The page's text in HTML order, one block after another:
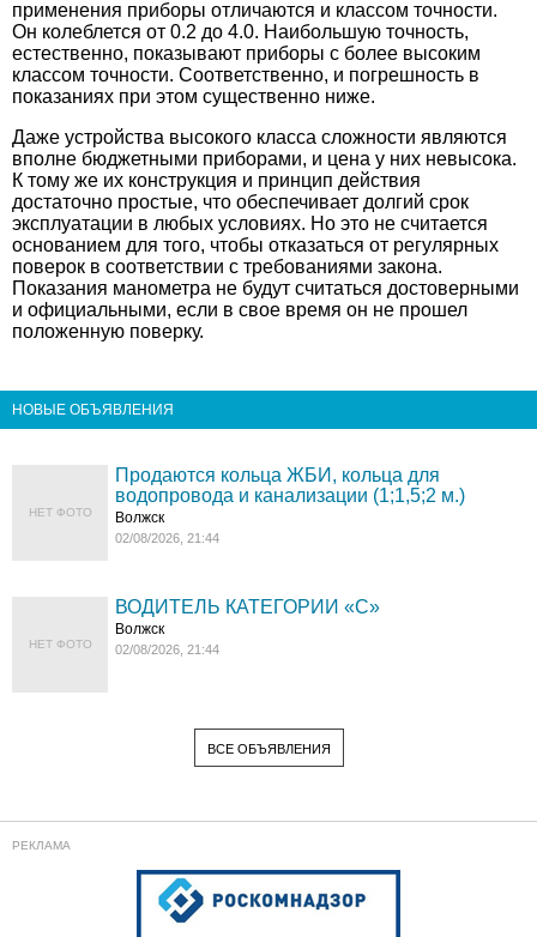
применения приборы отличаются и классом точности.
Он колеблется от 0.2 до 4.0. Наибольшую точность,
естественно, показывают приборы с более высоким
классом точности. Соответственно, и погрешность в
показаниях при этом существенно ниже.
Даже устройства высокого класса сложности являются
вполне бюджетными приборами, и цена у них невысока.
К тому же их конструкция и принцип действия
достаточно простые, что обеспечивает долгий срок
эксплуатации в любых условиях. Но это не считается
основанием для того, чтобы отказаться от регулярных
поверок в соответствии с требованиями закона.
Показания манометра не будут считаться достоверными
и официальными, если в свое время он не прошел
положенную поверку.
НОВЫЕ ОБЪЯВЛЕНИЯ
НЕТ ФОТО
Продаются кольца ЖБИ, кольца для
водопровода и канализации (1;1,5;2 м.)
Волжск
02/08/2026, 21:44
НЕТ ФОТО
ВОДИТЕЛЬ КАТЕГОРИИ «C»
Волжск
02/08/2026, 21:44
ВСЕ ОБЪЯВЛЕНИЯ